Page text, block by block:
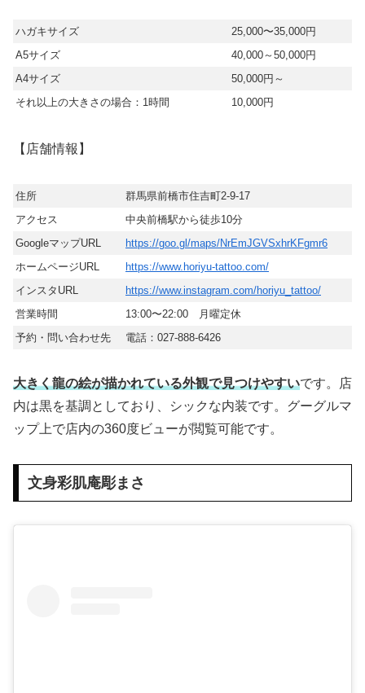
ハガキサイズ
25,000〜35,000円
A5サイズ
40,000～50,000円
A4サイズ
50,000円～
それ以上の大きさの場合：1時間
10,000円
【店舗情報】
住所
群馬県前橋市住吉町2-9-17
アクセス
中央前橋駅から徒歩10分
GoogleマップURL
https://goo.gl/maps/NrEmJGVSxhrKFgmr6
ホームページURL
https://www.horiyu-tattoo.com/
インスタURL
https://www.instagram.com/horiyu_tattoo/
営業時間
13:00〜22:00 月曜定休
予約・問い合わせ先
電話：027-888-6426
大きく龍の絵が描かれている外観で見つけやすいです。店
内は黒を基調としており、シックな内装です。グーグルマ
ップ上で店内の360度ビューが閲覧可能です。
文身彩肌庵彫まさ